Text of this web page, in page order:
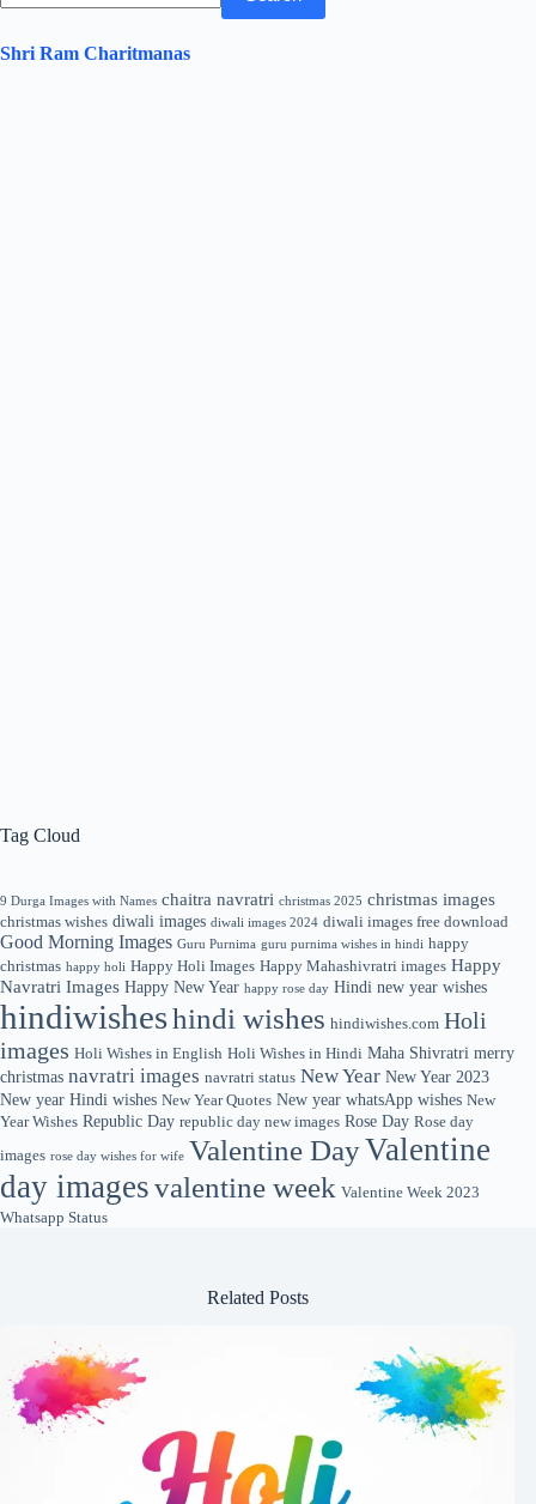
Shri Ram Charitmanas
Tag Cloud
9 Durga Images with Names chaitra navratri christmas 2025 christmas images
christmas wishes diwali images diwali images 2024 diwali images free download
Good Morning Images Guru Purnima guru purnima wishes in hindi happy
christmas happy holi Happy Holi Images Happy Mahashivratri images Happy
Navratri Images Happy New Year happy rose day Hindi new year wishes
hindiwisheshindi wishes hindiwishes.com Holi
images Holi Wishes in English Holi Wishes in Hindi Maha Shivratri merry
christmas navratri images navratri status New Year New Year 2023
New year Hindi wishes New Year Quotes New year whatsApp wishes New
Year Wishes Republic Day republic day new images Rose Day Rose day
images rose day wishes for wife Valentine DayValentine
day imagesvalentine week Valentine Week 2023
Whatsapp Status
Related Posts